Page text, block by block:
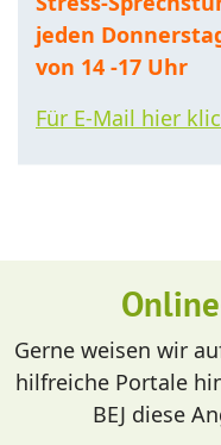
jeden
von 14 -17 Uhr
Für E-Mail hier
Gerne weisen wir
hilfreiche Portale
BEJ diese